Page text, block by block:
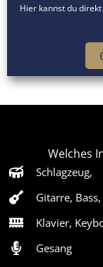
Hier kannst du
Welches
Schlagzeug,
Gitarre,
Klavier,
Gesang